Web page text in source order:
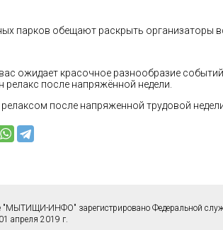
парков обещают раскрыть организаторы
ожидает красочное разнообразие
релакс после напряжённой недели.
релаксом после напряженной трудовой
"МЫТИЩИ-ИНФО" зарегистрировано Федеральной
апреля 2019 г.